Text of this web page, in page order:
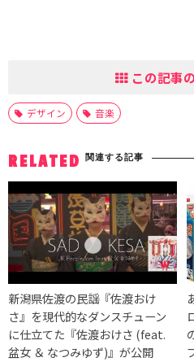
この記事
デザイン 音楽
RELATED 関連する記事
新潟県佐渡の民謡『佐渡おけ
さ』を現代的なダンスチューン
に仕立てた『佐渡おけさ (feat.
盆女 ＆ なつみゆず)』が公開